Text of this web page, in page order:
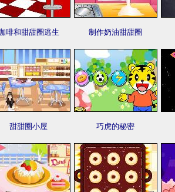
啡和甜甜圈逃生 制作奶油甜甜圈
甜甜圈小屋 巧虎的秘密